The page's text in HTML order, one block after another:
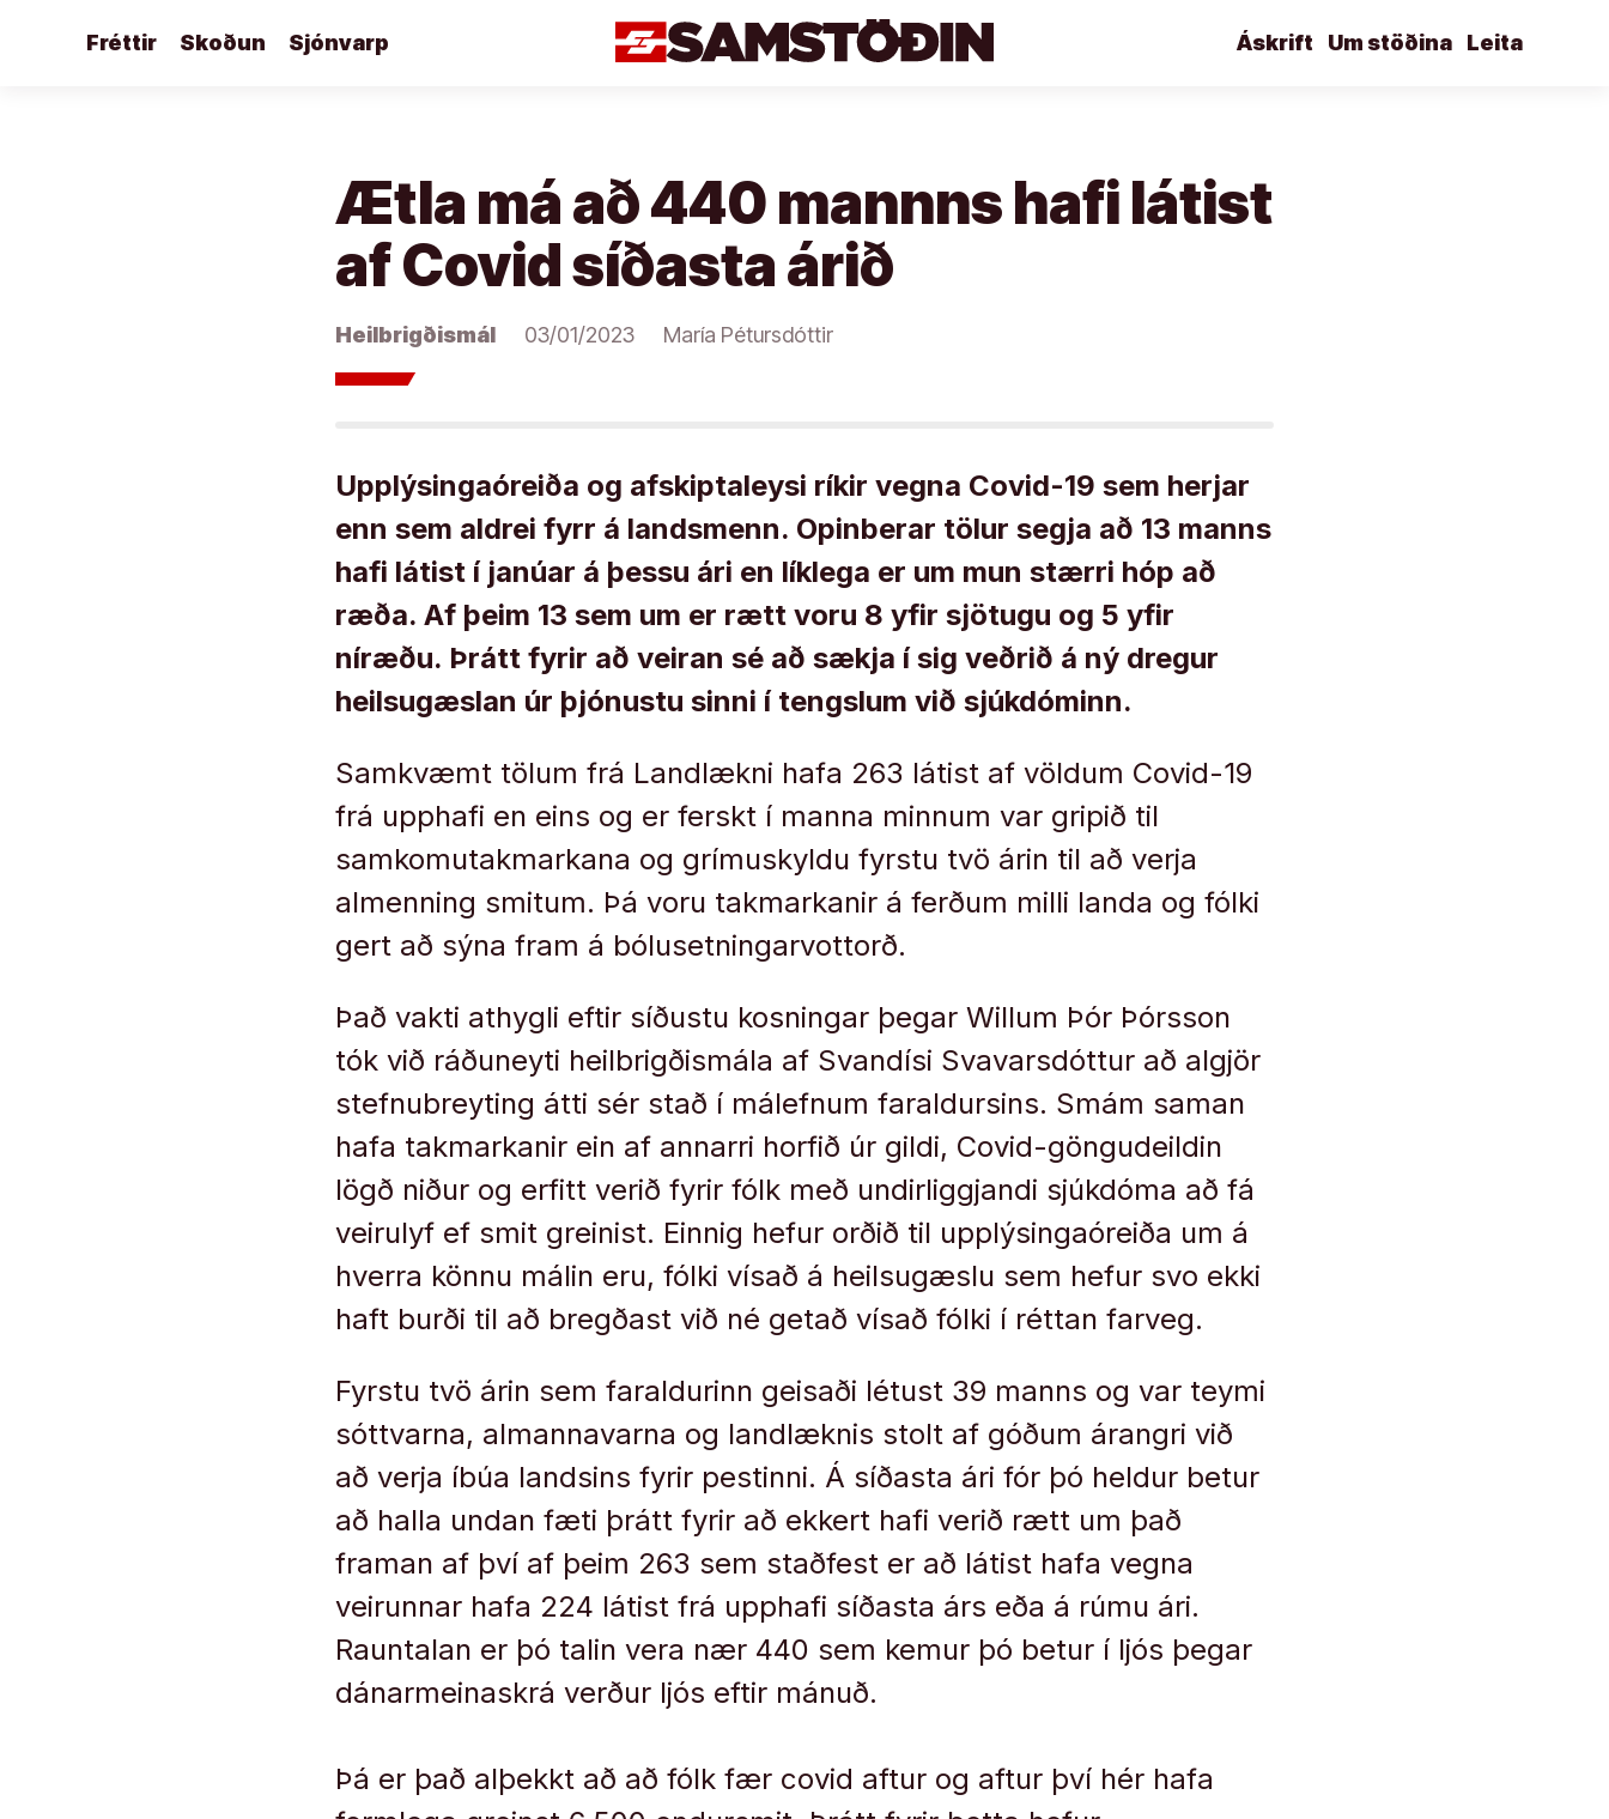
Fréttir Skoðun Sjónvarp Leita
Um stöðina
Áskrift
Ætla má að 440 mannns hafi látist
af Covid síðasta árið
Heilbrigðismál 03/01/2023 María Pétursdóttir
Upplýsingaóreiða og afskiptaleysi ríkir vegna Covid-19 sem herjar
enn sem aldrei fyrr á landsmenn. Opinberar tölur segja að 13 manns
hafi látist í janúar á þessu ári en líklega er um mun stærri hóp að
ræða. Af þeim 13 sem um er rætt voru 8 yfir sjötugu og 5 yfir
níræðu. Þrátt fyrir að veiran sé að sækja í sig veðrið á ný dregur
heilsugæslan úr þjónustu sinni í tengslum við sjúkdóminn.
Samkvæmt tölum frá Landlækni hafa 263 látist af völdum Covid-19
frá upphafi en eins og er ferskt í manna minnum var gripið til
samkomutakmarkana og grímuskyldu fyrstu tvö árin til að verja
almenning smitum. Þá voru takmarkanir á ferðum milli landa og fólki
gert að sýna fram á bólusetningarvottorð.
Það vakti athygli eftir síðustu kosningar þegar Willum Þór Þórsson
tók við ráðuneyti heilbrigðismála af Svandísi Svavarsdóttur að algjör
stefnubreyting átti sér stað í málefnum faraldursins. Smám saman
hafa takmarkanir ein af annarri horfið úr gildi, Covid-göngudeildin
lögð niður og erfitt verið fyrir fólk með undirliggjandi sjúkdóma að fá
veirulyf ef smit greinist. Einnig hefur orðið til upplýsingaóreiða um á
hverra könnu málin eru, fólki vísað á heilsugæslu sem hefur svo ekki
haft burði til að bregðast við né getað vísað fólki í réttan farveg.
Fyrstu tvö árin sem faraldurinn geisaði létust 39 manns og var teymi
sóttvarna, almannavarna og landlæknis stolt af góðum árangri við
að verja íbúa landsins fyrir pestinni. Á síðasta ári fór þó heldur betur
að halla undan fæti þrátt fyrir að ekkert hafi verið rætt um það
framan af því af þeim 263 sem staðfest er að látist hafa vegna
veirunnar hafa 224 látist frá upphafi síðasta árs eða á rúmu ári.
Rauntalan er þó talin vera nær 440 sem kemur þó betur í ljós þegar
dánarmeinaskrá verður ljós eftir mánuð.
Þá er það alþekkt að að fólk fær covid aftur og aftur því hér hafa